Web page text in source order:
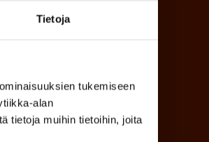
Tietoja
tukemiseen
alan
tietoja muihin tietoihin, joita